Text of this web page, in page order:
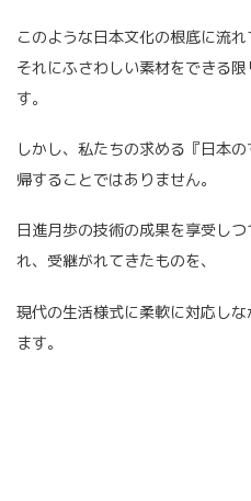
このような日本文化の根底に流れ
それにふさわしい素材をできる
す。
しかし、私たちの求める『日本
帰することではありません。
日進月歩の技術の成果を享受し
れ、受継がれてきたものを、
現代の生活様式に柔軟に対応し
ます。